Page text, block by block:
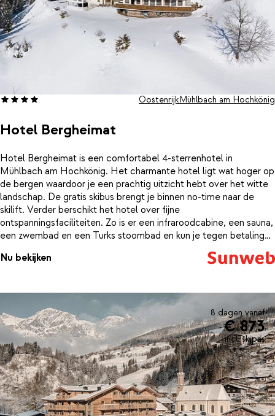
Hotel Bergheimat
OostenrijkMühlbach am Hochkönig
Hotel Bergheimat is een comfortabel 4-sterrenhotel in
Mühlbach am Hochkönig. Het charmante hotel ligt wat hoger op
de bergen waardoor je een prachtig uitzicht hebt over het witte
landschap. De gratis skibus brengt je binnen no-time naar de
skilift. Verder berschikt het hotel over fijne
ontspanningsfaciliteiten. Zo is er een infraroodcabine, een sauna,
een zwembad en een Turks stoombad en kun je tegen betaling
Nu bekijken
8 dagen vanaf
€ 873
incl. skipas